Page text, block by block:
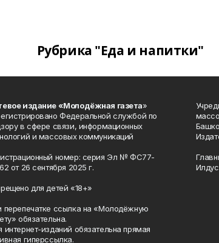
Рубрика "Еда и напитки"
издание «Молодёжная газета»
Федеральной службой по
в сфере связи, информационных
и массовых коммуникаций
номер: серия Эл № ФС77-
от 26 сентября 2025 г.
для детей «18+»
перепечатке ссылка на «Молодёжную
обязательна.
интернет-изданий обязательна прямая
гиперссылка.